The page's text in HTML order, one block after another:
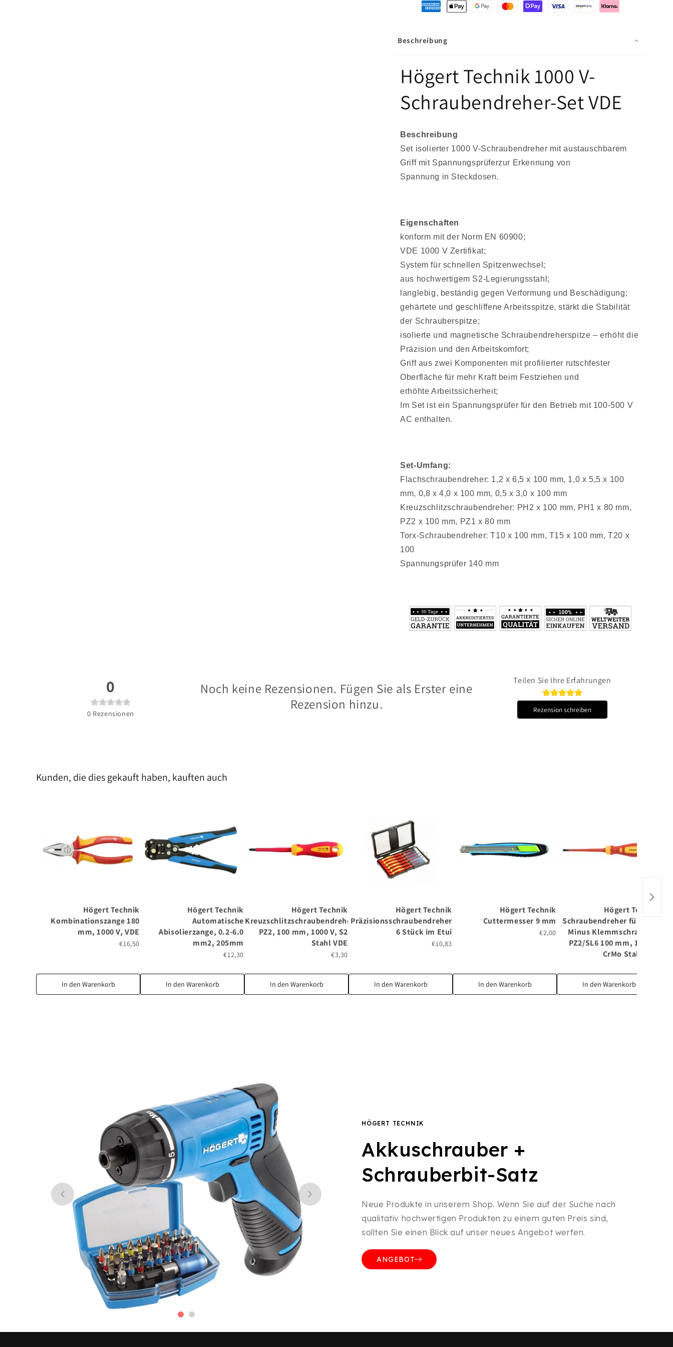
Beschreibung
Högert Technik 1000 V-
Schraubendreher-Set VDE
Beschreibung
Set isolierter 1000 V-Schraubendreher mit austauschbarem
Griff mit Spannungsprüferzur Erkennung von
Spannung in Steckdosen.
Eigenschaften
konform mit der Norm EN 60900;
VDE 1000 V Zertifikat;
System für schnellen Spitzenwechsel;
aus hochwertigem S2-Legierungsstahl;
langlebig, beständig gegen Verformung und Beschädigung;
gehärtete und geschliffene Arbeitsspitze, stärkt die Stabilität
der Schrauberspitze;
isolierte und magnetische Schraubendreherspitze – erhöht die
Präzision und den Arbeitskomfort;
Griff aus zwei Komponenten mit profilierter rutschfester
Oberfläche für mehr Kraft beim Festziehen und
erhöhte Arbeitssicherheit;
Im Set ist ein Spannungsprüfer für den Betrieb mit 100-500 V
AC enthalten.
Set-Umfang:
Flachschraubendreher: 1,2 x 6,5 x 100 mm, 1,0 x 5,5 x 100
mm, 0,8 x 4,0 x 100 mm, 0,5 x 3,0 x 100 mm
Kreuzschlitzschraubendreher: PH2 x 100 mm, PH1 x 80 mm,
PZ2 x 100 mm, PZ1 x 80 mm
Torx-Schraubendreher: T10 x 100 mm, T15 x 100 mm, T20 x
100
Spannungsprüfer 140 mm
0
0 Rezensionen
Noch keine Rezensionen. Fügen Sie als Erster eine
Rezension hinzu.
Teilen Sie Ihre Erfahrungen
Rezension schreiben
Kunden, die dies gekauft haben, kauften auch
Högert Technik
Kombinationszange 180
mm, 1000 V, VDE
€16,50
In den Warenkorb
Högert Technik
Automatische
Abisolierzange, 0.2-6.0
mm2, 205mm
€12,30
In den Warenkorb
Högert Technik
Kreuzschlitzschraubendreher
PZ2, 100 mm, 1000 V, S2
Stahl VDE
€3,30
In den Warenkorb
Högert Technik
Präzisionsschraubendreher
6 Stück im Etui
€10,83
In den Warenkorb
Högert Technik
Cuttermesser 9 mm
€2,00
In den Warenkorb
Högert Technik
Schraubendreher für Plus-
Minus Klemmschrauben,
PZ2/SL6 100 mm, 1000 V,
CrMo Stahl VDE
In den Warenkorb
HÖGERT TECHNIK
Akkuschrauber +
Schrauberbit-Satz
Neue Produkte in unserem Shop. Wenn Sie auf der Suche nach
qualitativ hochwertigen Produkten zu einem guten Preis sind,
sollten Sie einen Blick auf unser neues Angebot werfen.
ANGEBOT